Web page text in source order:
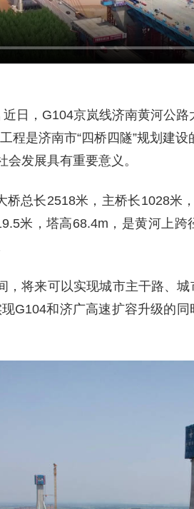
近日，G104京岚线济南黄河公
程是济南市“四桥四隧”规划建
会发展具有重要意义。
桥总长2518米，主桥长1028米
米，塔高68.4m，是黄河上
，将来可以实现城市主干路、
G104和济广高速扩容升级的